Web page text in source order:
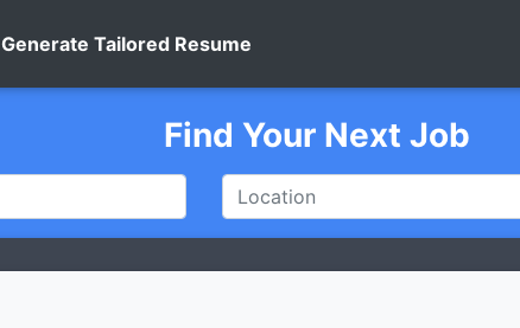
Generate Tailored Resume
Find Your Next Job